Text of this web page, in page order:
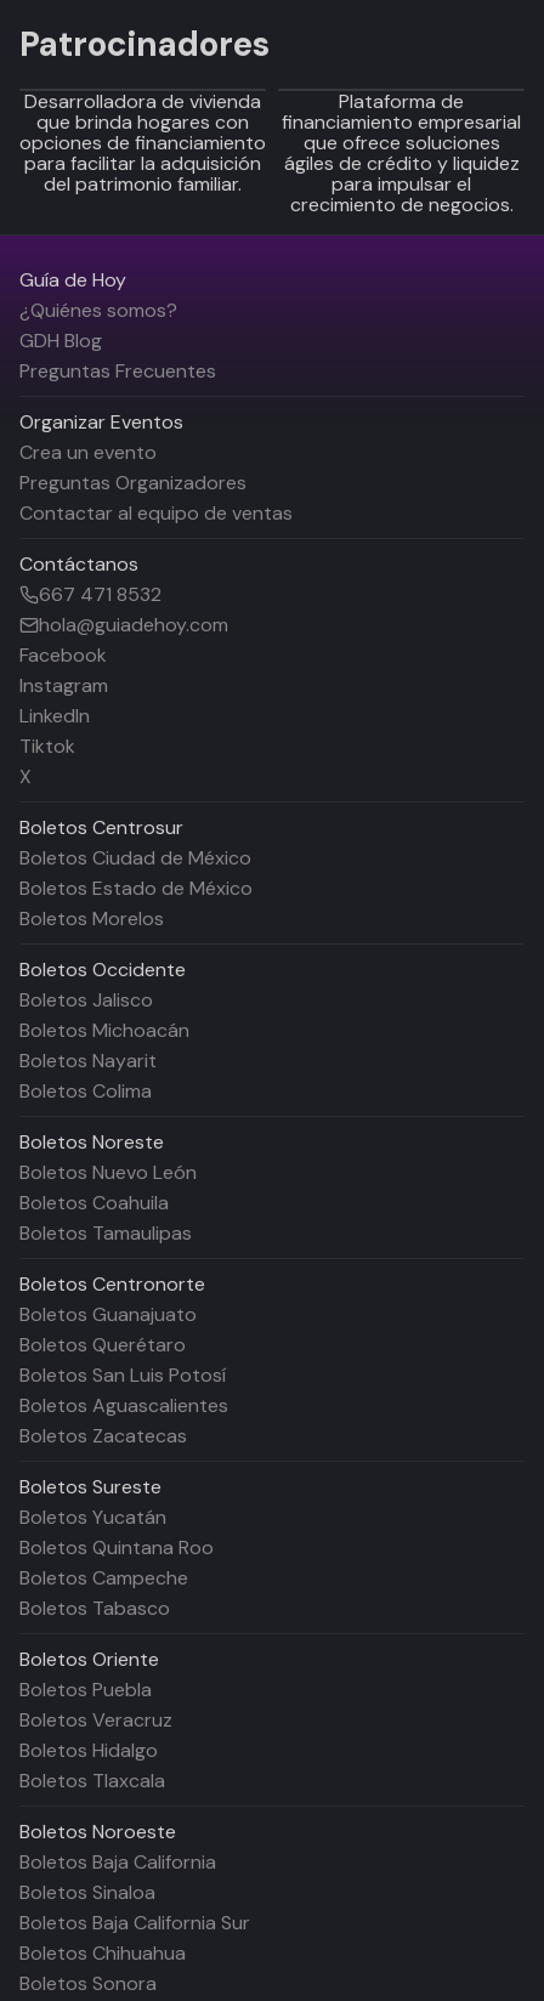
Patrocinadores
Desarrolladora de vivienda
que brinda hogares con
opciones de financiamiento
para facilitar la adquisición
del patrimonio familiar.
Plataforma de
financiamiento empresarial
que ofrece soluciones
ágiles de crédito y liquidez
para impulsar el
crecimiento de negocios.
Guía de Hoy
¿Quiénes somos?
GDH Blog
Preguntas Frecuentes
Organizar Eventos
Crea un evento
Preguntas Organizadores
Contactar al equipo de ventas
Contáctanos
667 471 8532
hola@guiadehoy.com
Facebook
Instagram
LinkedIn
Tiktok
X
Boletos Centrosur
Boletos Ciudad de México
Boletos Estado de México
Boletos Morelos
Boletos Occidente
Boletos Jalisco
Boletos Michoacán
Boletos Nayarit
Boletos Colima
Boletos Noreste
Boletos Nuevo León
Boletos Coahuila
Boletos Tamaulipas
Boletos Centronorte
Boletos Guanajuato
Boletos Querétaro
Boletos San Luis Potosí
Boletos Aguascalientes
Boletos Zacatecas
Boletos Sureste
Boletos Yucatán
Boletos Quintana Roo
Boletos Campeche
Boletos Tabasco
Boletos Oriente
Boletos Puebla
Boletos Veracruz
Boletos Hidalgo
Boletos Tlaxcala
Boletos Noroeste
Boletos Baja California
Boletos Sinaloa
Boletos Baja California Sur
Boletos Chihuahua
Boletos Sonora